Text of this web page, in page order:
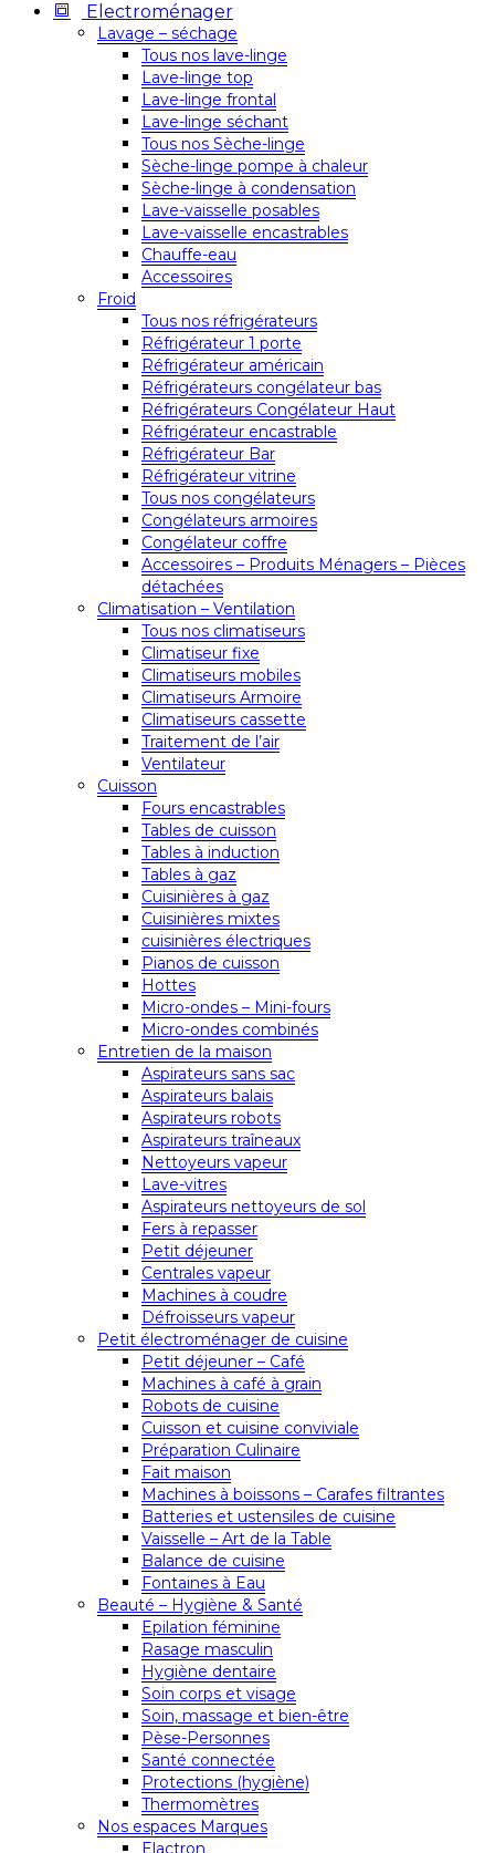
Electroménager
Lavage – séchage
Tous nos lave-linge
Lave-linge top
Lave-linge frontal
Lave-linge séchant
Tous nos Sèche-linge
Sèche-linge pompe à chaleur
Sèche-linge à condensation
Lave-vaisselle posables
Lave-vaisselle encastrables
Chauffe-eau
Accessoires
Froid
Tous nos réfrigérateurs
Réfrigérateur 1 porte
Réfrigérateur américain
Réfrigérateurs congélateur bas
Réfrigérateurs Congélateur Haut
Réfrigérateur encastrable
Réfrigérateur Bar
Réfrigérateur vitrine
Tous nos congélateurs
Congélateurs armoires
Congélateur coffre
Accessoires – Produits Ménagers – Pièces
détachées
Climatisation – Ventilation
Tous nos climatiseurs
Climatiseur fixe
Climatiseurs mobiles
Climatiseurs Armoire
Climatiseurs cassette
Traitement de l’air
Ventilateur
Cuisson
Fours encastrables
Tables de cuisson
Tables à induction
Tables à gaz
Cuisinières à gaz
Cuisinières mixtes
cuisinières électriques
Pianos de cuisson
Hottes
Micro-ondes – Mini-fours
Micro-ondes combinés
Entretien de la maison
Aspirateurs sans sac
Aspirateurs balais
Aspirateurs robots
Aspirateurs traîneaux
Nettoyeurs vapeur
Lave-vitres
Aspirateurs nettoyeurs de sol
Fers à repasser
Petit déjeuner
Centrales vapeur
Machines à coudre
Défroisseurs vapeur
Petit électroménager de cuisine
Petit déjeuner – Café
Machines à café à grain
Robots de cuisine
Cuisson et cuisine conviviale
Préparation Culinaire
Fait maison
Machines à boissons – Carafes filtrantes
Batteries et ustensiles de cuisine
Vaisselle – Art de la Table
Balance de cuisine
Fontaines à Eau
Beauté – Hygiène & Santé
Epilation féminine
Rasage masculin
Hygiène dentaire
Soin corps et visage
Soin, massage et bien-être
Pèse-Personnes
Santé connectée
Protections (hygiène)
Thermomètres
Nos espaces Marques
Elactron